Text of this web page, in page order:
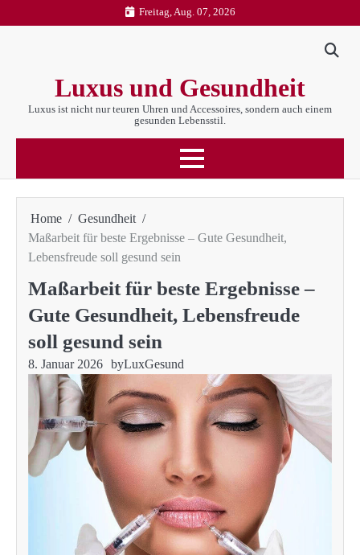
to
Freitag, Aug. 07, 2026
Luxus und Gesundheit
Luxus ist nicht nur teuren Uhren und Accessoires, sondern auch einem
gesunden Lebensstil.
Home
Gesundheit
Maßarbeit für beste Ergebnisse – Gute Gesundheit,
Lebensfreude soll gesund sein
Maßarbeit für beste Ergebnisse –
Gute Gesundheit, Lebensfreude
soll gesund sein
8. Januar 2026 byLuxGesund